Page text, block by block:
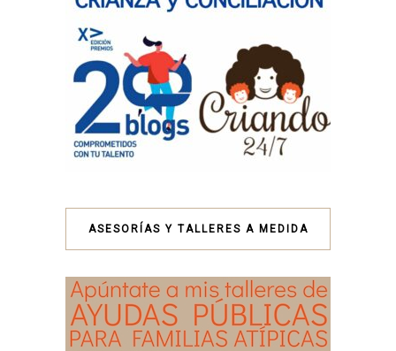
ASESORÍAS Y TALLERES A MEDIDA